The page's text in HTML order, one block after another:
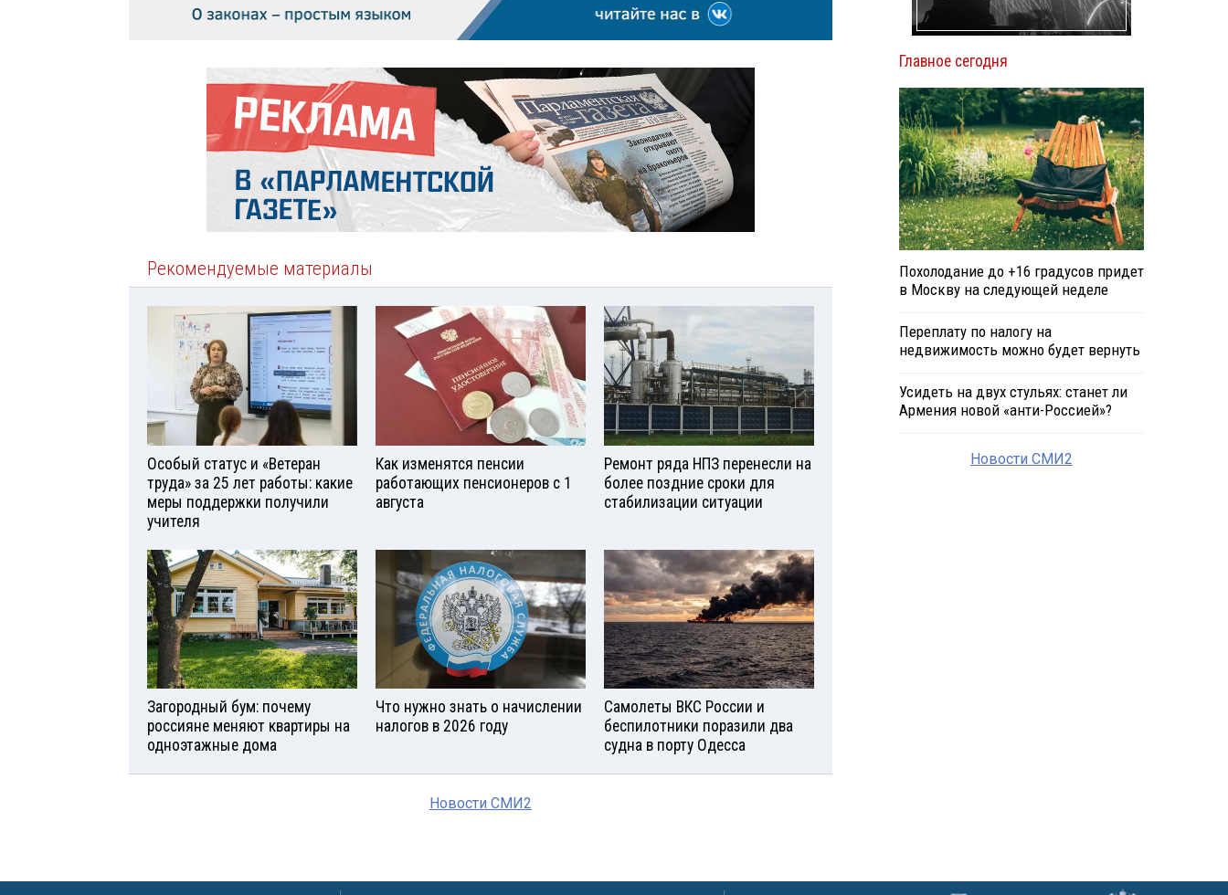
Рекомендуемые материалы
Особый статус и «Ветеран
труда» за 25 лет работы: какие
меры поддержки получили
учителя
Как изменятся пенсии
работающих пенсионеров с 1
августа
Ремонт ряда НПЗ перенесли на
более поздние сроки для
стабилизации ситуации
Загородный бум: почему
россияне меняют квартиры на
одноэтажные дома
Что нужно знать о начислении
налогов в 2026 году
Самолеты ВКС России и
беспилотники поразили два
судна в порту Одесса
Новости СМИ2
Главное сегодня
Похолодание до +16 градусов придет
в Москву на следующей неделе
Переплату по налогу на
недвижимость можно будет вернуть
Усидеть на двух стульях: станет ли
Армения новой «анти-Россией»?
Новости СМИ2